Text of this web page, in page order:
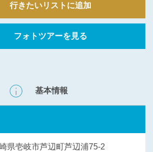
行きたいリストに追加
フォトツアーを見る
基本情報
県壱岐市芦辺町芦辺浦75-2